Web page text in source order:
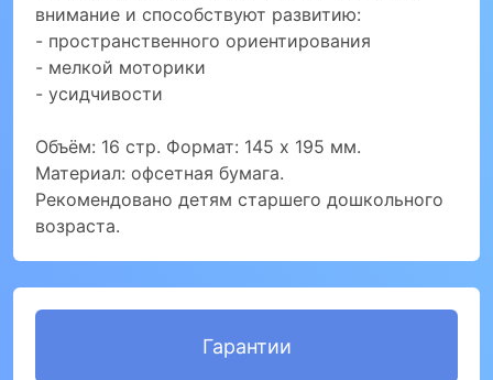
внимание и способствуют развитию:
- пространственного ориентирования
- мелкой моторики
- усидчивости
Объём: 16 стр. Формат: 145 х 195 мм.
Материал: офсетная бумага.
Рекомендовано детям старшего дошкольного
возраста.
Гарантии